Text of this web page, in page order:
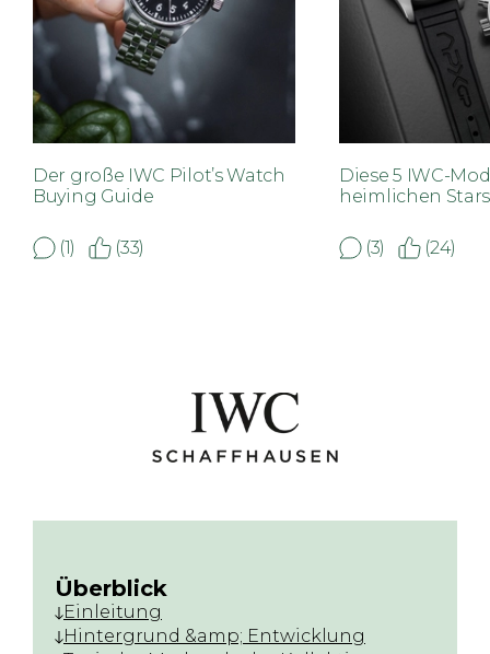
Der große IWC Pilot’s Watch
Buying Guide
(1) (33)
Diese 5 IWC-
heimlichen Stars
(3) (24)
Überblick
Einleitung
Hintergrund &amp; Entwicklung